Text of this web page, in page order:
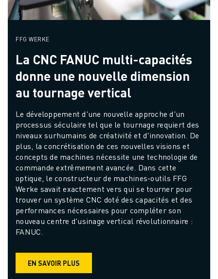
FFG WERKE
La CNC FANUC multi-capacités
donne une nouvelle dimension
au tournage vertical
Le développement d'une nouvelle approche d'un
processus séculaire tel que le tournage requiert des
niveaux surhumains de créativité et d'innovation. De
plus, la concrétisation de ces nouvelles visions et
concepts de machines nécessite une technologie de
commande extrêmement avancée. Dans cette
optique, le constructeur de machines-outils FFG
Werke savait exactement vers qui se tourner pour
trouver un système CNC doté des capacités et des
performances nécessaires pour compléter son
nouveau centre d'usinage vertical révolutionnaire :
FANUC.
EN SAVOIR PLUS